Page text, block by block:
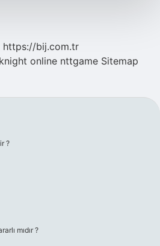
https://bij.com.tr
knight online nttgame Sitemap
?
mıdır ?